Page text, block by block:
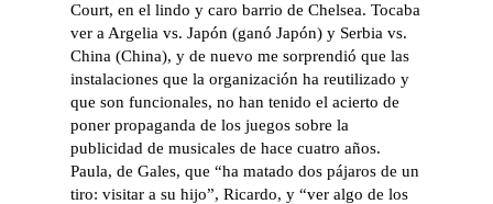
Court, en el lindo y caro barrio de Chelsea. Tocaba
ver a Argelia vs. Japón (ganó Japón) y Serbia vs.
China (China), y de nuevo me sorprendió que las
instalaciones que la organización ha reutilizado y
que son funcionales, no han tenido el acierto de
poner propaganda de los juegos sobre la
publicidad de musicales de hace cuatro años.
Paula, de Gales, que “ha matado dos pájaros de un
tiro: visitar a su hijo”, Ricardo, y “ver algo de los